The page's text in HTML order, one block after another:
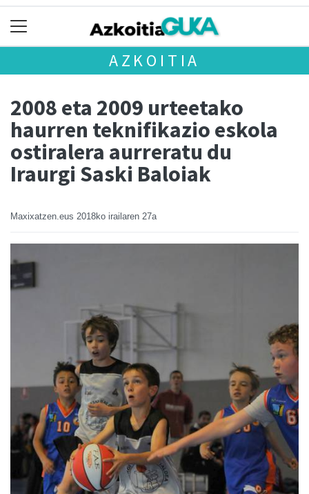
AZKOITIA
2008 eta 2009 urteetako
haurren teknifikazio eskola
ostiralera aurreratu du
Iraurgi Saski Baloiak
Maxixatzen.eus 2018ko irailaren 27a